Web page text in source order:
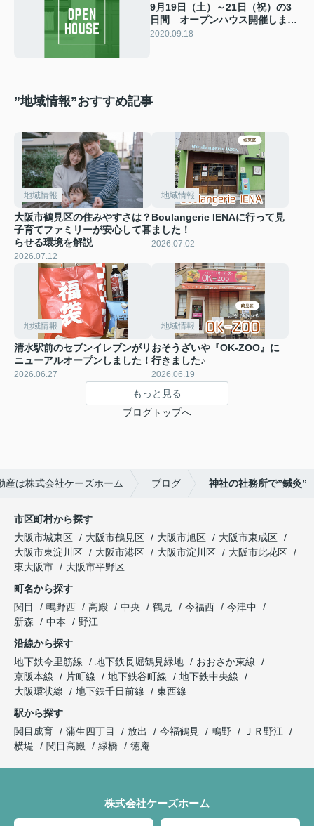
9月19日（土）～21日（祝）の3
日間 オープンハウス開催しま
す！！
2020.09.18
”地域情報”おすすめ記事
地域情報
大阪市鶴見区の住みやすさは？
子育てファミリーが安心して暮
らせる環境を解説
2026.07.12
地域情報
Boulangerie IENAに行って見
ました！
2026.07.02
地域情報
清水駅前のセブンイレブンがリ
ニューアルオープンしました！
2026.06.27
地域情報
おそうざいや『OK-ZOO』に
行きました♪
2026.06.19
もっと見る
ブログトップへ
産は株式会社ケーズホーム ブログ 神社の社務所で”鍼灸”
市区町村から探す
大阪市城東区
大阪市鶴見区 大阪市旭区
大阪市東成区
大阪市東淀川区
大阪市港区 大阪市淀川区
大阪市此花区
東大阪市
大阪市平野区
町名から探す
関目
鴫野西 高殿 中央 鶴見 今福西
今津中
新森
中本
野江
沿線から探す
地下鉄今里筋線
地下鉄長堀鶴見緑地
おおさか東線
京阪本線
片町線 地下鉄谷町線
地下鉄中央線
大阪環状線
地下鉄千日前線
東西線
駅から探す
関目成育
蒲生四丁目 放出 今福鶴見 鴫野
ＪＲ野江
横堤
関目高殿 緑橋 徳庵
株式会社ケーズホーム